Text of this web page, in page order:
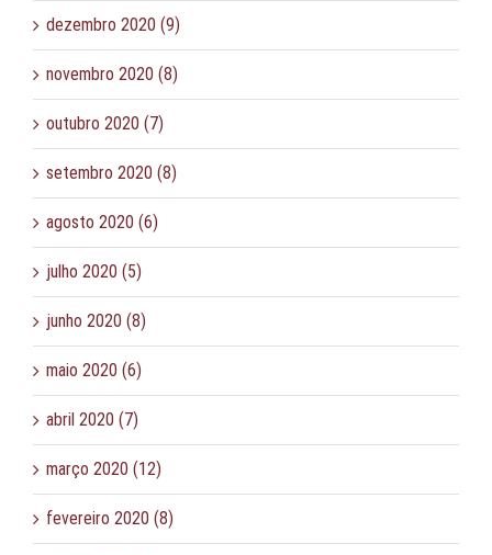
dezembro 2020 (9)
novembro 2020 (8)
outubro 2020 (7)
setembro 2020 (8)
agosto 2020 (6)
julho 2020 (5)
junho 2020 (8)
maio 2020 (6)
abril 2020 (7)
março 2020 (12)
fevereiro 2020 (8)